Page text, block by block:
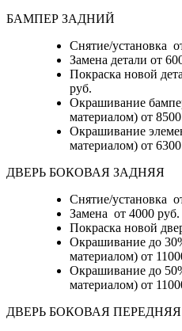
БАМПЕР ЗАДНИЙ
Снятие/установка
Замена детали от
Покраска новой
руб.
Окрашивание
материалом) от
Окрашивание
материалом) от
ДВЕРЬ БОКОВАЯ ЗАДНЯЯ
Снятие/установка
Замена от 4000 руб.
Покраска новой
Окрашивание до
материалом) от
Окрашивание до
материалом) от
ДВЕРЬ БОКОВАЯ ПЕРЕДНЯЯ